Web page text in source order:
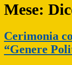
Mese:
Cerimonia
“Genere